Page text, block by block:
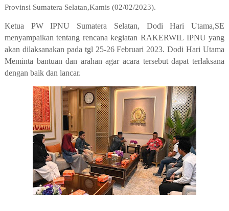
Provinsi Sumatera Selatan,Kamis (02/02/2023).
Ketua PW IPNU Sumatera Selatan, Dodi Hari Utama,SE
menyampaikan tentang rencana kegiatan RAKERWIL IPNU yang
akan dilaksanakan pada tgl 25-26 Februari 2023. Dodi Hari Utama
Meminta bantuan dan arahan agar acara tersebut dapat terlaksana
dengan baik dan lancar.